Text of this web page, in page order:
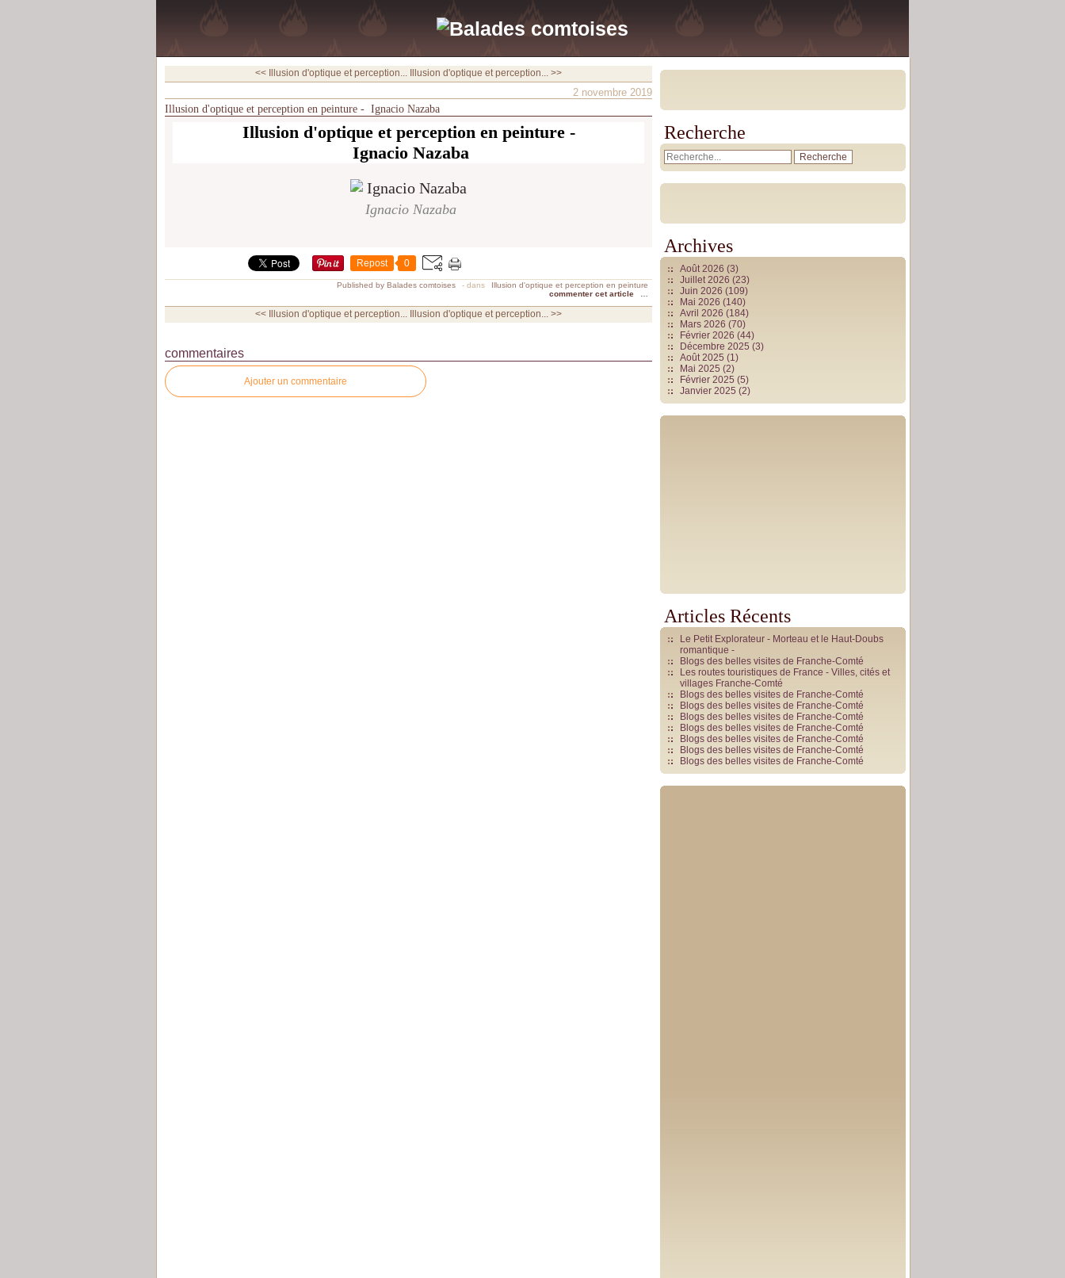
<< Illusion d'optique et perception... Illusion d'optique et perception... >>
2 novembre 2019
Illusion d'optique et perception en peinture - Ignacio Nazaba
Illusion d'optique et perception en peinture -
Ignacio Nazaba
Ignacio Nazaba
Repost 0
Published by Balades comtoises - dans
Illusion d'optique et perception en peinture
commenter cet article
<< Illusion d'optique et perception... Illusion d'optique et perception... >>
commentaires
Ajouter un commentaire
Recherche
Archives
Août 2026 (3)
Juillet 2026 (23)
Juin 2026 (109)
Mai 2026 (140)
Avril 2026 (184)
Mars 2026 (70)
Février 2026 (44)
Décembre 2025 (3)
Août 2025 (1)
Mai 2025 (2)
Février 2025 (5)
Janvier 2025 (2)
Articles Récents
Le Petit Explorateur - Morteau et le Haut-Doubs
romantique -
Blogs des belles visites de Franche-Comté
Les routes touristiques de France - Villes, cités et
villages Franche-Comté
Blogs des belles visites de Franche-Comté
Blogs des belles visites de Franche-Comté
Blogs des belles visites de Franche-Comté
Blogs des belles visites de Franche-Comté
Blogs des belles visites de Franche-Comté
Blogs des belles visites de Franche-Comté
Blogs des belles visites de Franche-Comté